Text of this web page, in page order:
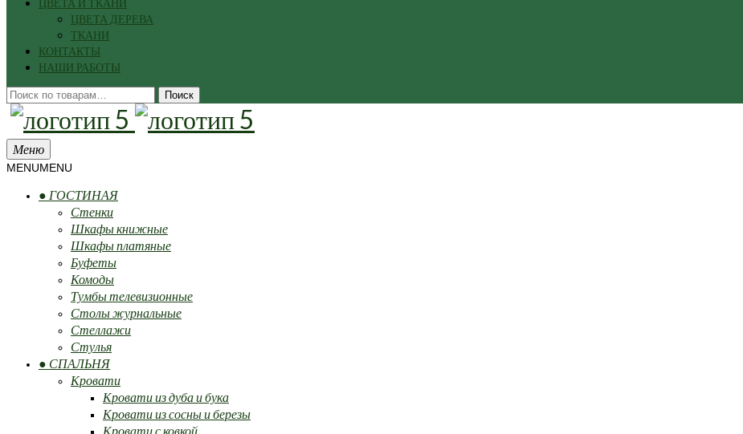
ЦВЕТА И ТКАНИ
ЦВЕТА ДЕРЕВА
ТКАНИ
КОНТАКТЫ
НАШИ РАБОТЫ
Искать: Поиск
Меню
MENUMENU
● ГОСТИНАЯ
Стенки
Шкафы книжные
Шкафы платяные
Буфеты
Комоды
Тумбы телевизионные
Столы журнальные
Стеллажи
Стулья
● СПАЛЬНЯ
Кровати
Кровати из дуба и бука
Кровати из сосны и березы
Кровати с ковкой